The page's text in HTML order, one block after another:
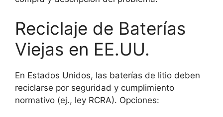
Reciclaje de Baterías
Viejas en EE.UU.
En Estados Unidos, las baterías de litio deben
reciclarse por seguridad y cumplimiento
normativo (ej., ley RCRA). Opciones: